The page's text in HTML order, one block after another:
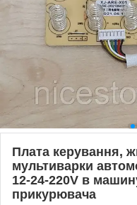
Плата керування,
мультиварки
12-24-220V в
прикурювача